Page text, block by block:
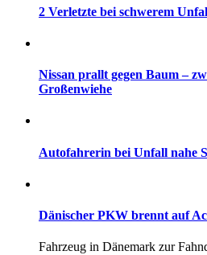
2 Verletzte bei schwerem
Nissan prallt gegen Baum –
Großenwiehe
Autofahrerin bei Unfall nahe
Dänischer PKW brennt auf
Fahrzeug in Dänemark zur